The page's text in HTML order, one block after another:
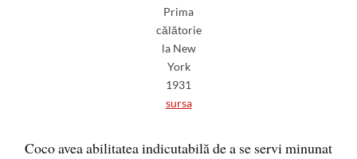
Prima
călătorie
la New
York
1931
sursa
Coco avea abilitatea indicutabilă de a se servi minunat